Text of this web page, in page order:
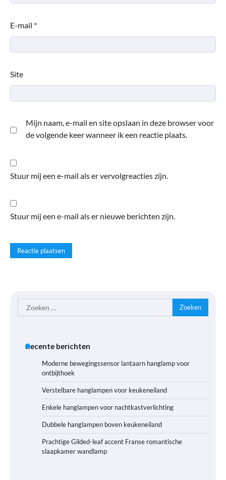
E-mail *
Site
Mijn naam, e-mail en site opslaan in deze browser voor
de volgende keer wanneer ik een reactie plaats.
Stuur mij een e-mail als er vervolgreacties zijn.
Stuur mij een e-mail als er nieuwe berichten zijn.
Zoeken
naar:
Recente berichten
Moderne bewegingssensor lantaarn hanglamp voor
ontbijthoek
Verstelbare hanglampen voor keukeneiland
Enkele hanglampen voor nachtkastverlichting
Dubbele hanglampen boven keukeneiland
Prachtige Gilded-leaf accent Franse romantische
slaapkamer wandlamp